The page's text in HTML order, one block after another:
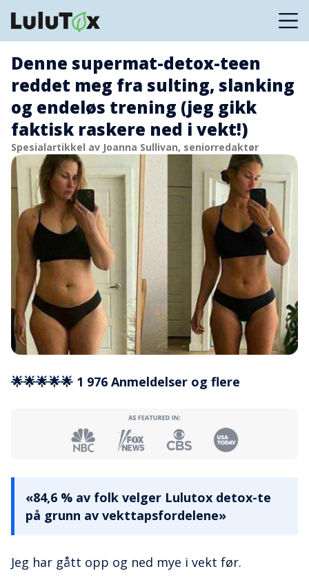
Denne supermat-detox-teen
reddet meg fra sulting, slanking
og endeløs trening (jeg gikk
faktisk raskere ned i vekt!)
Spesialartikkel av Joanna Sullivan, seniorredaktør
🌟🌟🌟🌟🌟 1 976 Anmeldelser og flere
«84,6 % av folk velger Lulutox detox-te
på grunn av vekttapsfordelene»
Jeg har gått opp og ned mye i vekt før.